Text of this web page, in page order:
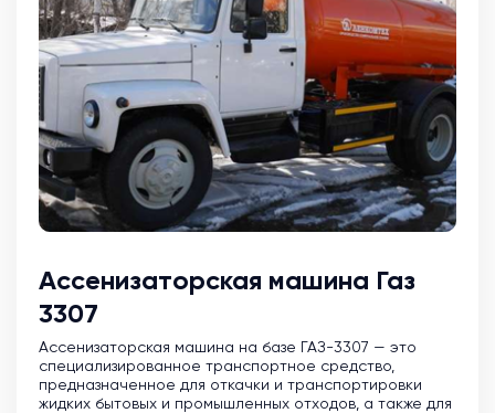
Ассенизаторская машина Газ
3307
Ассенизаторская машина на базе ГАЗ-3307 — это
специализированное транспортное средство,
предназначенное для откачки и транспортировки
жидких бытовых и промышленных отходов, а также для